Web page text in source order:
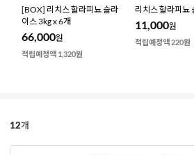
[BOX] 리치스 할라피뇨 슬라
이스 3kg x 6개
66,000원
적립예정액 1,320원
리치스 할라피뇨
11,000원
적립예정액 220원
12개